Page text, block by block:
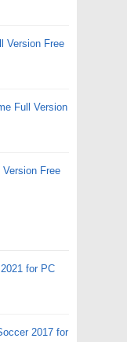
Version Free
Full Version
Free
for PC
2017 for